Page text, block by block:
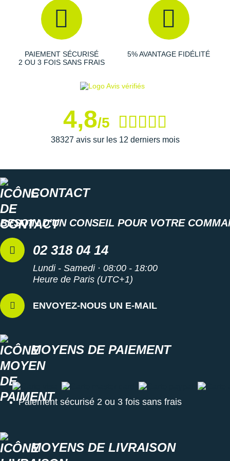
PAIEMENT SÉCURISÉ
2 OU 3 FOIS SANS FRAIS
5% AVANTAGE FIDÉLITÉ
4,8/5
38327 avis sur les 12 derniers mois
CONTACT
BESOIN D'UN CONSEIL POUR VOTRE
02 318 04 14
Lundi - Samedi · 08:00 - 18:00
Heure de Paris (UTC+1)
ENVOYEZ-NOUS UN E-MAIL
MOYENS DE PAIEMENT
Carte visa Carte master card Carte paypal Carte
Paiement sécurisé 2 ou 3 fois sans frais
MOYENS DE LIVRAISON
PAR MARQUES
DÉSTOCKAGE
+ Voir tous lesaccessoires
Odlo
Petzl
Polar
Puma
Reebok
Salomon
Saucony
Saxx
Scott
Shokz
Sidas
Speedo